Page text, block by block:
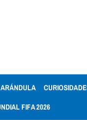
FIFA 2026